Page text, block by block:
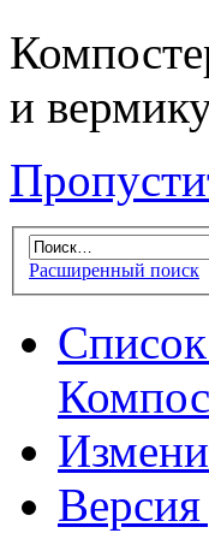
и
Расширенный поиск
Версия